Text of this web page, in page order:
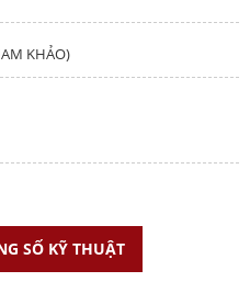
KHẢO)
SỐ KỸ THUẬT